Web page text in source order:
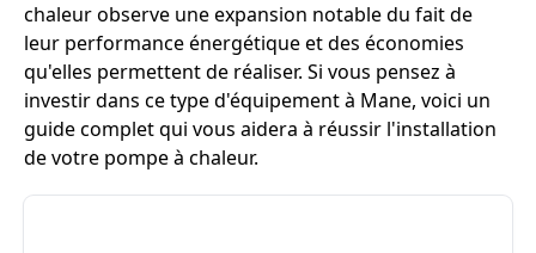
chaleur observe une expansion notable du fait de
leur performance énergétique et des économies
qu'elles permettent de réaliser. Si vous pensez à
investir dans ce type d'équipement à Mane, voici un
guide complet qui vous aidera à réussir l'installation
de votre pompe à chaleur.